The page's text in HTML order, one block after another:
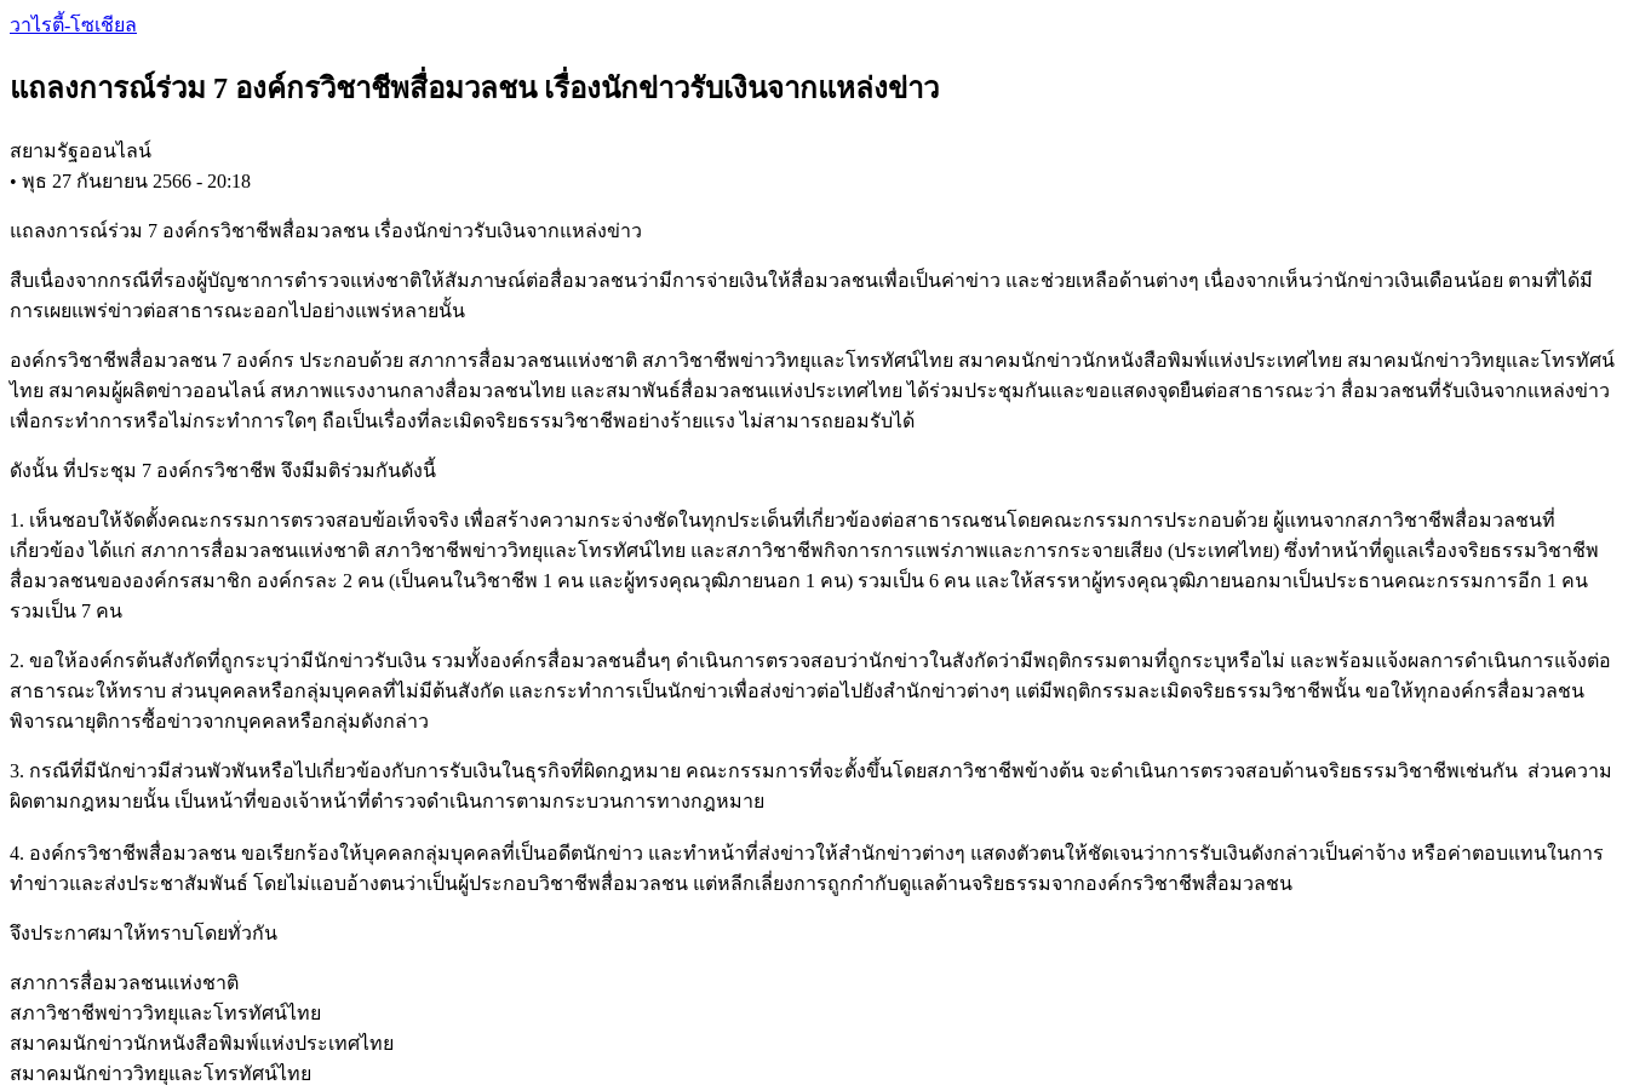
Skip
content
วาไรตี้-โซเชียล
แถลงการณ์ร่วม 7 องค์กรวิชาชีพสื่อมวลชน เรื่องนักข่าวรับเงินจากแหล่งข่าว
สยามรัฐออนไลน์
• พุธ 27 กันยายน 2566 - 20:18
แถลงการณ์ร่วม 7 องค์กรวิชาชีพสื่อมวลชน เรื่องนักข่าวรับเงินจากแหล่งข่าว
สืบเนื่องจากกรณีที่รองผู้บัญชาการตำรวจแห่งชาติให้สัมภาษณ์ต่อสื่อมวลชนว่ามีการจ่ายเงินให้สื่อมวลชนเพื่อเป็นค่าข่าว และช่วยเหลือด้านต่างๆ เนื่องจากเห็นว่านักข่าวเงินเดือนน้อย ตามที่ได้มี
การเผยแพร่ข่าวต่อสาธารณะออกไปอย่างแพร่หลายนั้น
องค์กรวิชาชีพสื่อมวลชน 7 องค์กร ประกอบด้วย สภาการสื่อมวลชนแห่งชาติ สภาวิชาชีพข่าววิทยุและโทรทัศน์ไทย สมาคมนักข่าวนักหนังสือพิมพ์แห่งประเทศไทย สมาคมนักข่าววิทยุและโทรทัศน์
ไทย สมาคมผู้ผลิตข่าวออนไลน์ สหภาพแรงงานกลางสื่อมวลชนไทย และสมาพันธ์สื่อมวลชนแห่งประเทศไทย ได้ร่วมประชุมกันและขอแสดงจุดยืนต่อสาธารณะว่า สื่อมวลชนที่รับเงินจากแหล่งข่าว
เพื่อกระทำการหรือไม่กระทำการใดๆ ถือเป็นเรื่องที่ละเมิดจริยธรรมวิชาชีพอย่างร้ายแรง ไม่สามารถยอมรับได้
ดังนั้น ที่ประชุม 7 องค์กรวิชาชีพ จึงมีมติร่วมกันดังนี้
1. เห็นชอบให้จัดตั้งคณะกรรมการตรวจสอบข้อเท็จจริง เพื่อสร้างความกระจ่างชัดในทุกประเด็นที่เกี่ยวข้องต่อสาธารณชนโดยคณะกรรมการประกอบด้วย ผู้แทนจากสภาวิชาชีพสื่อมวลชนที่
เกี่ยวข้อง ได้แก่ สภาการสื่อมวลชนแห่งชาติ สภาวิชาชีพข่าววิทยุและโทรทัศน์ไทย และสภาวิชาชีพกิจการการแพร่ภาพและการกระจายเสียง (ประเทศไทย) ซึ่งทำหน้าที่ดูแลเรื่องจริยธรรมวิชาชีพ
สื่อมวลชนขององค์กรสมาชิก องค์กรละ 2 คน (เป็นคนในวิชาชีพ 1 คน และผู้ทรงคุณวุฒิภายนอก 1 คน) รวมเป็น 6 คน และให้สรรหาผู้ทรงคุณวุฒิภายนอกมาเป็นประธานคณะกรรมการอีก 1 คน
รวมเป็น 7 คน
2. ขอให้องค์กรต้นสังกัดที่ถูกระบุว่ามีนักข่าวรับเงิน รวมทั้งองค์กรสื่อมวลชนอื่นๆ ดำเนินการตรวจสอบว่านักข่าวในสังกัดว่ามีพฤติกรรมตามที่ถูกระบุหรือไม่ และพร้อมแจ้งผลการดำเนินการแจ้งต่อ
สาธารณะให้ทราบ ส่วนบุคคลหรือกลุ่มบุคคลที่ไม่มีต้นสังกัด และกระทำการเป็นนักข่าวเพื่อส่งข่าวต่อไปยังสำนักข่าวต่างๆ แต่มีพฤติกรรมละเมิดจริยธรรมวิชาชีพนั้น ขอให้ทุกองค์กรสื่อมวลชน
พิจารณายุติการซื้อข่าวจากบุคคลหรือกลุ่มดังกล่าว
3. กรณีที่มีนักข่าวมีส่วนพัวพันหรือไปเกี่ยวข้องกับการรับเงินในธุรกิจที่ผิดกฎหมาย คณะกรรมการที่จะตั้งขึ้นโดยสภาวิชาชีพข้างต้น จะดำเนินการตรวจสอบด้านจริยธรรมวิชาชีพเช่นกัน ส่วนความ
ผิดตามกฎหมายนั้น เป็นหน้าที่ของเจ้าหน้าที่ตำรวจดำเนินการตามกระบวนการทางกฎหมาย
4. องค์กรวิชาชีพสื่อมวลชน ขอเรียกร้องให้บุคคลกลุ่มบุคคลที่เป็นอดีตนักข่าว และทำหน้าที่ส่งข่าวให้สำนักข่าวต่างๆ แสดงตัวตนให้ชัดเจนว่าการรับเงินดังกล่าวเป็นค่าจ้าง หรือค่าตอบแทนในการ
ทำข่าวและส่งประชาสัมพันธ์ โดยไม่แอบอ้างตนว่าเป็นผู้ประกอบวิชาชีพสื่อมวลชน แต่หลีกเลี่ยงการถูกกำกับดูแลด้านจริยธรรมจากองค์กรวิชาชีพสื่อมวลชน
จึงประกาศมาให้ทราบโดยทั่วกัน
สภาการสื่อมวลชนแห่งชาติ
สภาวิชาชีพข่าววิทยุและโทรทัศน์ไทย
สมาคมนักข่าวนักหนังสือพิมพ์แห่งประเทศไทย
สมาคมนักข่าววิทยุและโทรทัศน์ไทย